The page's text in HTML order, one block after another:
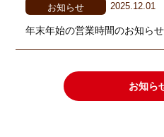
お知らせ 2025.12.01
年末年始の営業時間のお知らせ
お知ら